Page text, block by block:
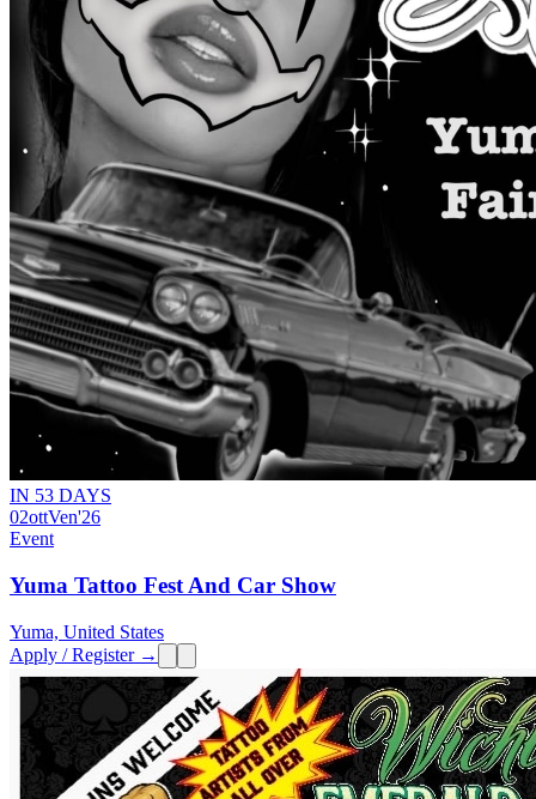
IN 53 DAYS
02ottVen'26
Event
Yuma Tattoo Fest And Car Show
Yuma, United States
Apply / Register →